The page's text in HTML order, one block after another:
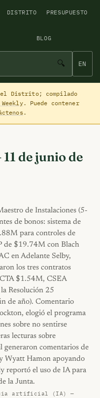
DISTRITO PRESUPUESTO
BLOG
🔍 EN
Distrito; compilado
. Puede contener
.
de junio de
de Instalaciones (5-
de bonos: sistema de
para controles de
de $19.74M con Blach
en Adelante Selby,
los tres contratos
$1.54M, CSEA
Resolución 25
de año). Comentario
elogió el programa
sobre no sentirse
lecturas sobre
generaron comentarios de
Wyatt Hamon apoyando
reportó el uso de IA para
la Junta.
artificial (IA) —